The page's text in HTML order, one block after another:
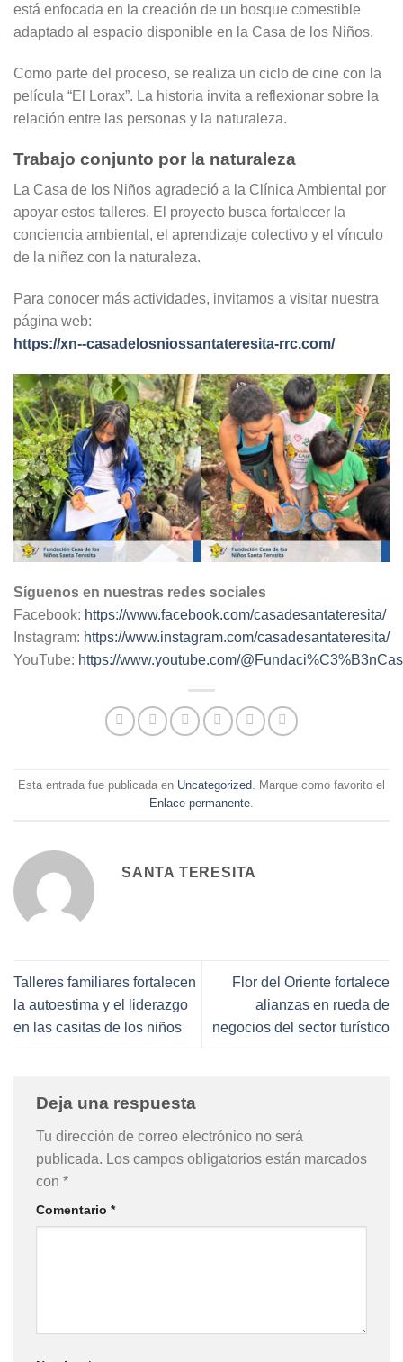
está enfocada en la creación de un bosque comestible
adaptado al espacio disponible en la Casa de los Niños.
Como parte del proceso, se realiza un ciclo de cine con la
película “El Lorax”. La historia invita a reflexionar sobre la
relación entre las personas y la naturaleza.
Trabajo conjunto por la naturaleza
La Casa de los Niños agradeció a la Clínica Ambiental por
apoyar estos talleres. El proyecto busca fortalecer la
conciencia ambiental, el aprendizaje colectivo y el vínculo
de la niñez con la naturaleza.
Para conocer más actividades, invitamos a visitar nuestra
página web:
https://xn--casadelosniossantateresita-rrc.com/
Síguenos en nuestras redes sociales
Facebook: https://www.facebook.com/casadesantateresita/
Instagram: https://www.instagram.com/casadesantateresita/
YouTube: https://www.youtube.com/
Esta entrada fue publicada en Uncategorized . Marque como favorito el
Enlace permanente
SANTA TERESITA
Talleres familiares fortalecen
la autoestima y el liderazgo
en las casitas de los niños
Flor del Oriente fortalece
alianzas en rueda de
negocios del sector turístico
Deja una respuesta
Tu dirección de correo electrónico no será
publicada. Los campos obligatorios están marcados
con *
Comentario *